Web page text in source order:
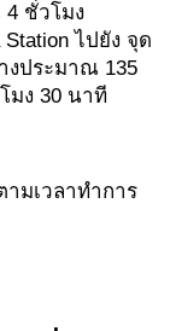
4 ชั่วโมง
ไปยัง จุด
งประมาณ 135
มง 30 นาที
ามเวลาทำการ